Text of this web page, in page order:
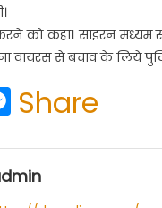
को कहा। साइरन मध्यम
वायरस से बचाव के लिये
Messenger
Share